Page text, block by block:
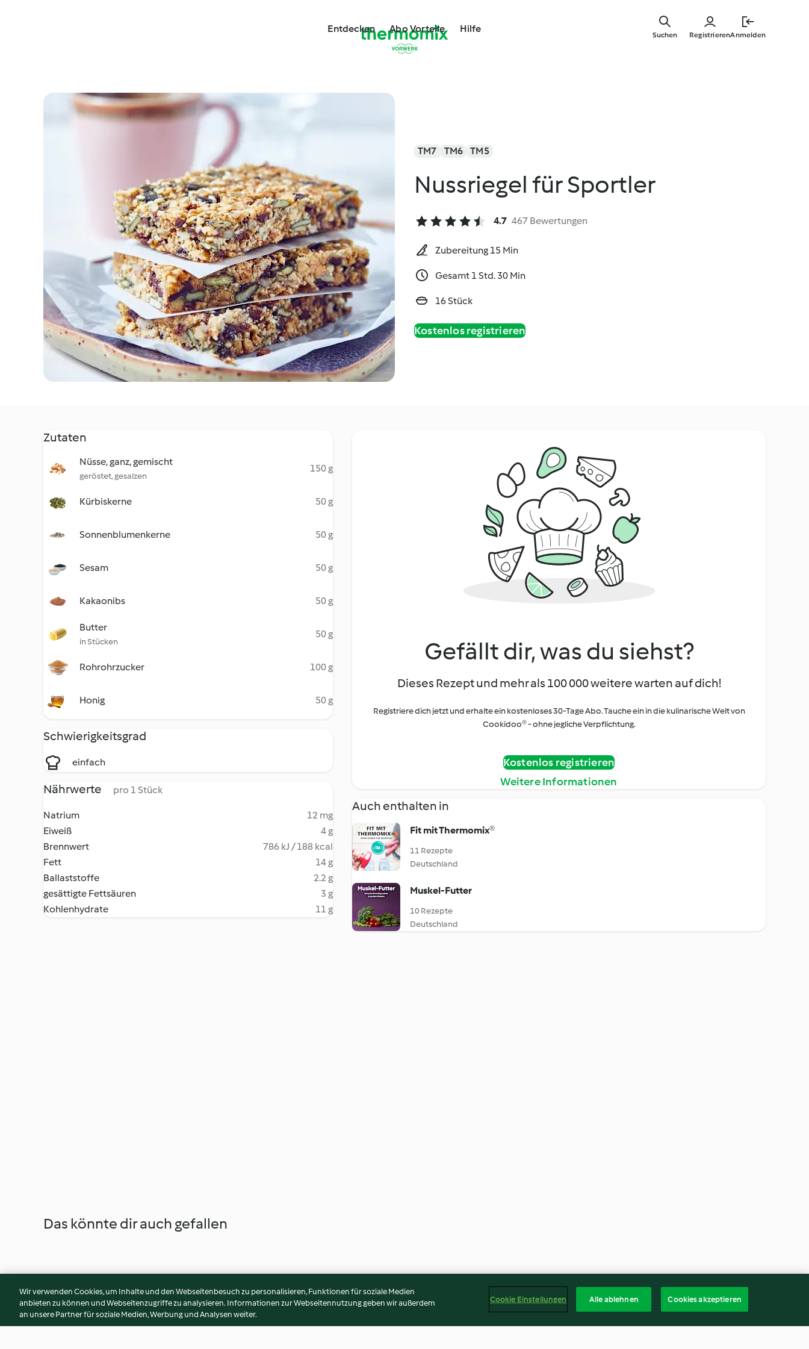
Entdecken Abo Vorteile Hilfe
RegistrierenAnmelden
Suchen
TM7 TM6 TM5
Nussriegel für Sportler
4.7 467 Bewertungen
Zubereitung 15 Min
Gesamt 1 Std. 30 Min
16 Stück
Kostenlos registrieren
Zutaten
Nüsse, ganz, gemischt
geröstet, gesalzen
150 g
Kürbiskerne 50 g
Sonnenblumenkerne 50 g
Sesam 50 g
Kakaonibs 50 g
Butter
in Stücken
50 g
Rohrohrzucker 100 g
Honig 50 g
Schwierigkeitsgrad
einfach
Nährwerte pro 1 Stück
Natrium
12 mg
Eiweiß
4 g
Brennwert
786 kJ / 188 kcal
Fett
14 g
Ballaststoffe
2.2 g
gesättigte Fettsäuren
3 g
Kohlenhydrate
11 g
Gefällt dir, was du siehst?
Dieses Rezept und mehr als 100 000 weitere warten auf dich!
Registriere dich jetzt und erhalte ein kostenloses 30-Tage Abo. Tauche ein in die kulinarische Welt von
Cookidoo® - ohne jegliche Verpflichtung.
Kostenlos registrieren
Weitere Informationen
Auch enthalten in
Fit mit Thermomix®
11 Rezepte
Deutschland
Muskel-Futter
10 Rezepte
Deutschland
Das könnte dir auch gefallen
Wir verwenden Cookies, um Inhalte und den Webseitenbesuch zu personalisieren, Funktionen für soziale Medien
anbieten zu können und Webseitenzugriffe zu analysieren. Informationen zur Webseitennutzung geben wir außerdem
an unsere Partner für soziale Medien, Werbung und Analysen weiter.
Cookie Einstellungen Alle ablehnen Cookies akzeptieren